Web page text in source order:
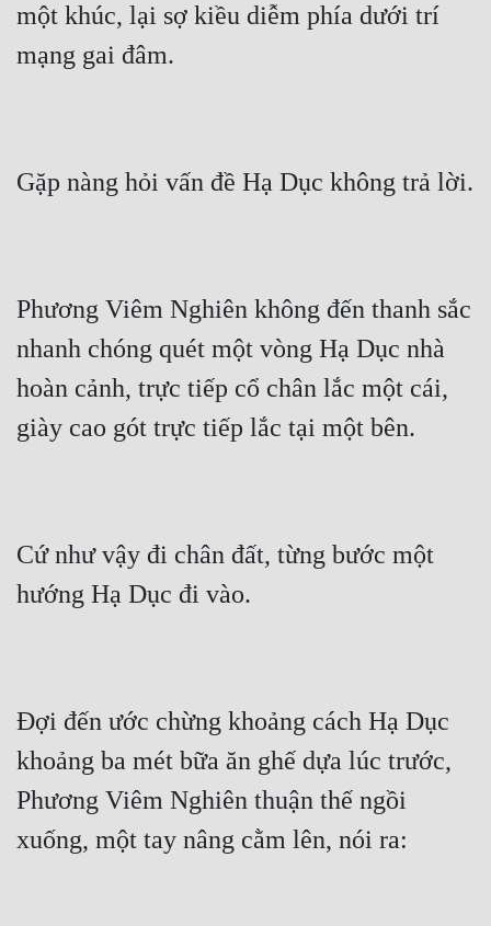
Quan Trường
Quân Sự
Trinh Thám
Triều Đấu
Tu Chân
Tu Tiên
Võ Hiệp
Võng Du
Xuyên Không
Xuyên Nhanh
một khúc, lại sợ kiều diễm phía dưới trí
mạng gai đâm.
Gặp nàng hỏi vấn đề Hạ Dục không trả lời.
Phương Viêm Nghiên không đến thanh sắc
nhanh chóng quét một vòng Hạ Dục nhà
hoàn cảnh, trực tiếp cổ chân lắc một cái,
giày cao gót trực tiếp lắc tại một bên.
Cứ như vậy đi chân đất, từng bước một
hướng Hạ Dục đi vào.
Đợi đến ước chừng khoảng cách Hạ Dục
khoảng ba mét bữa ăn ghế dựa lúc trước,
Phương Viêm Nghiên thuận thế ngồi
xuống, một tay nâng cằm lên, nói ra: